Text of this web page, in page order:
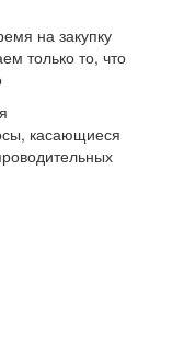
на закупку
только то, что
касающиеся